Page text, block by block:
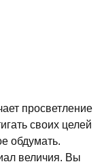
просветление
своих целей
обдумать.
величия. Вы